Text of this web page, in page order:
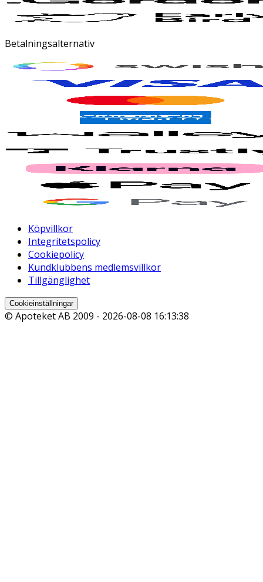
Betalningsalternativ
Köpvillkor
Integritetspolicy
Cookiepolicy
Kundklubbens medlemsvillkor
Tillgänglighet
Cookieinställningar
© Apoteket AB 2009 - 2026-08-08 16:13:38